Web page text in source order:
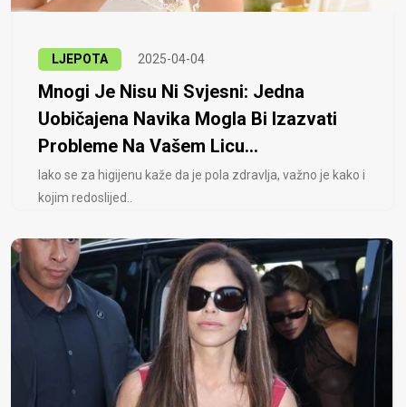
LJEPOTA 2025-04-04
Mnogi Je Nisu Ni Svjesni: Jedna
Uobičajena Navika Mogla Bi Izazvati
Probleme Na Vašem Licu...
Iako se za higijenu kaže da je pola zdravlja, važno je kako i
kojim redoslijed..